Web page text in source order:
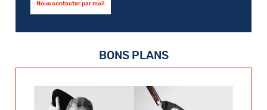
Nous contacter par mail
BONS PLANS